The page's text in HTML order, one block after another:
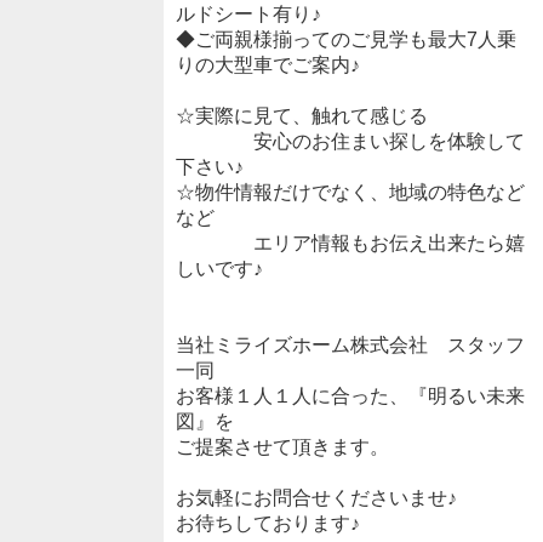
ルドシート有り♪
◆ご両親様揃ってのご見学も最大7人乗
りの大型車でご案内♪
☆実際に見て、触れて感じる
安心のお住まい探しを体験して
下さい♪
☆物件情報だけでなく、地域の特色など
など
エリア情報もお伝え出来たら嬉
しいです♪
当社ミライズホーム株式会社 スタッフ
一同
お客様１人１人に合った、『明るい未来
図』を
ご提案させて頂きます。
お気軽にお問合せくださいませ♪
お待ちしております♪